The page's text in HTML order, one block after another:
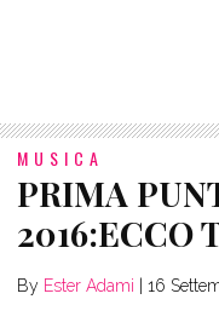
MUSICA
PRIMA
2016:ECCO
By Ester Adami 16